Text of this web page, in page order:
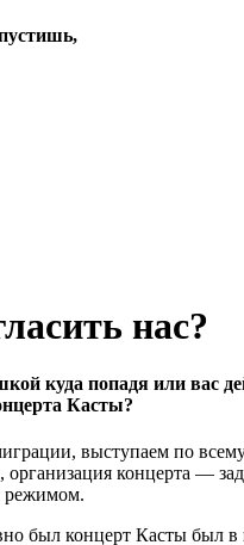
нас?
куда попадя или вас
Касты?
выступаем по
концерта —
режимом.
был концерт Касты был